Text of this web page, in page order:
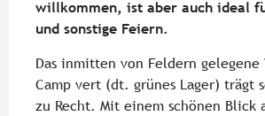
willkommen, ist aber auch ideal
und sonstige Feiern.
Das inmitten von Feldern gelegene
Camp vert (dt. grünes Lager) trägt
zu Recht. Mit einem schönen Blick